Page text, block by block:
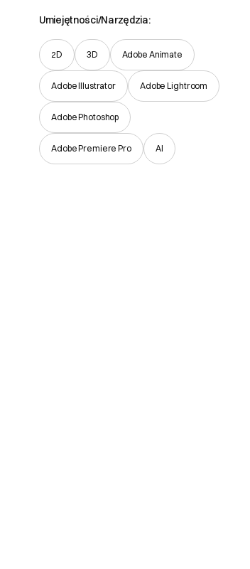
Umiejętności/Narzędzia:
2D 3D Adobe Animate
Adobe Illustrator Adobe Lightroom
Adobe Photoshop
Adobe Premiere Pro AI